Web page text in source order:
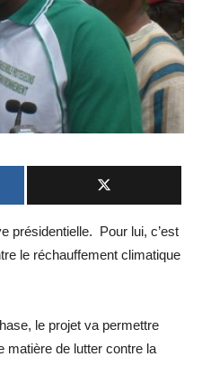
présidentielle. Pour lui, c’est
le réchauffement climatique
le projet va permettre
matière de lutter contre la